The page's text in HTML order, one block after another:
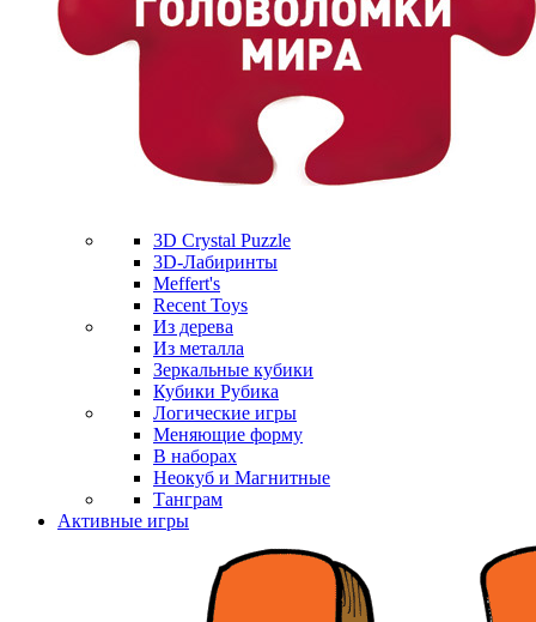
3D Crystal Puzzle
3D-Лабиринты
Meffert's
Recent Toys
Из дерева
Из металла
Зеркальные кубики
Кубики Рубика
Логические игры
Меняющие форму
В наборах
Неокуб и Магнитные
Танграм
Активные игры